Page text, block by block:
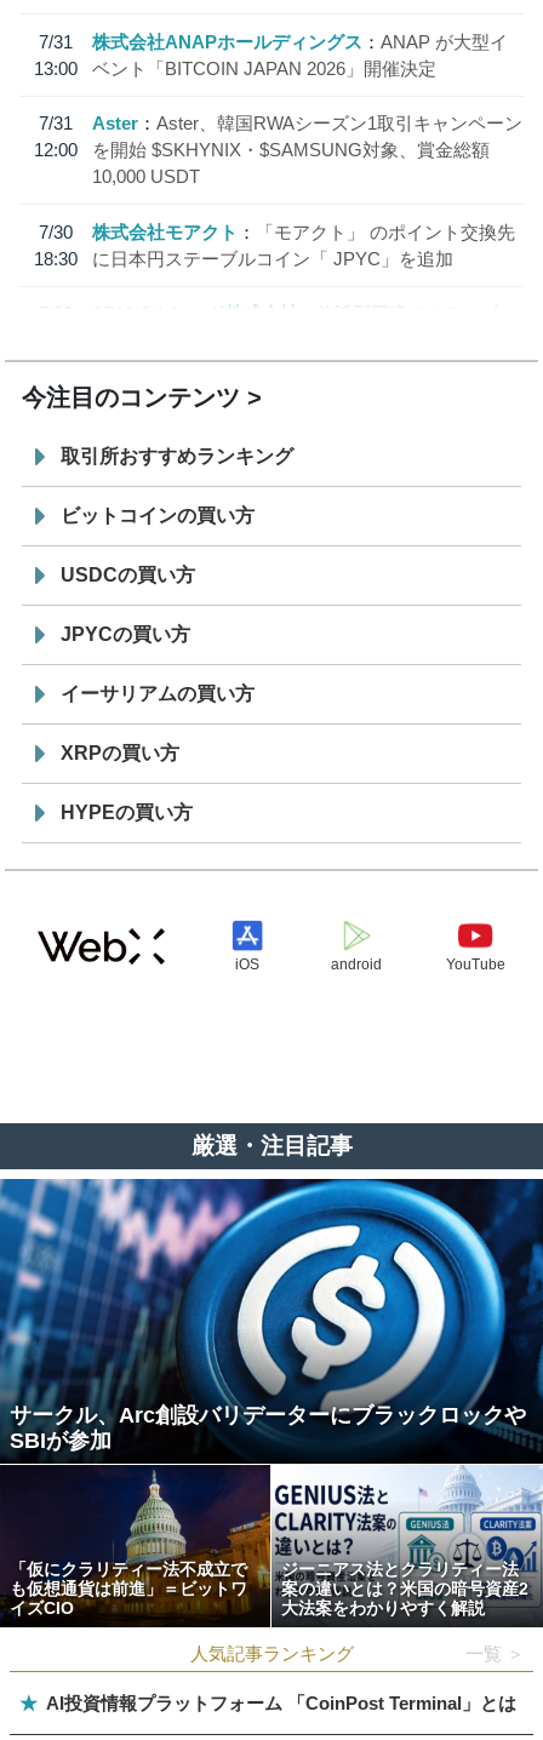
7/31
13:00
株式会社ANAPホールディングス
ANAP が大型イ
ベント「BITCOIN JAPAN 2026」開催決定
7/31
12:00
Aster
Aster、韓国RWAシーズン1取引キャンペーン
を開始 $SKHYNIX・$SAMSUNG対象、賞金総額
10,000 USDT
7/30
18:30
株式会社モアクト
「モアクト」 のポイント交換先
に日本円ステーブルコイン「 JPYC」を追加
7/29
SBI VCトレード株式会社
信託型円建てステーブル
今注目のコンテンツ
取引所おすすめランキング
ビットコインの買い方
USDCの買い方
JPYCの買い方
イーサリアムの買い方
XRPの買い方
HYPEの買い方
iOS android YouTube
厳選・注目記事
サークル、Arc創設バリデーターにブラックロックや
SBIが参加
「仮にクラリティー法不成立で
も仮想通貨は前進」＝ビットワ
イズCIO
ジーニアス法とクラリティー法
案の違いとは？米国の暗号資産2
大法案をわかりやすく解説
人気記事ランキング 一覧 ＞
★ AI投資情報プラットフォーム 「CoinPost Terminal」とは